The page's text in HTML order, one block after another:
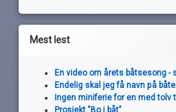
Mest lest
En video om årets båtsesong -
Endelig skal jeg få navn på
Ingen miniferie for en med tolv
Prosjekt "Bo i båt"